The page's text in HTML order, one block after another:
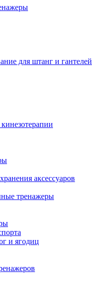
для штанг и гантелей
аксессуаров
тренажеры
и ягодиц